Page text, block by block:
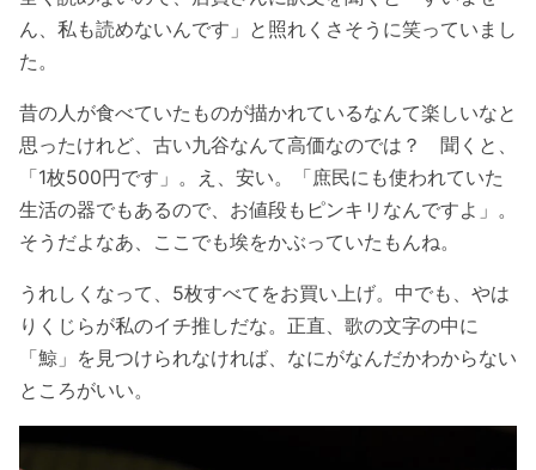
ん、私も読めないんです」と照れくさそうに笑っていまし
た。
昔の人が食べていたものが描かれているなんて楽しいなと
思ったけれど、古い九谷なんて高価なのでは？ 聞くと、
「1枚500円です」。え、安い。「庶民にも使われていた
生活の器でもあるので、お値段もピンキリなんですよ」。
そうだよなあ、ここでも埃をかぶっていたもんね。
うれしくなって、5枚すべてをお買い上げ。中でも、やは
りくじらが私のイチ推しだな。正直、歌の文字の中に
「鯨」を見つけられなければ、なにがなんだかわからない
ところがいい。